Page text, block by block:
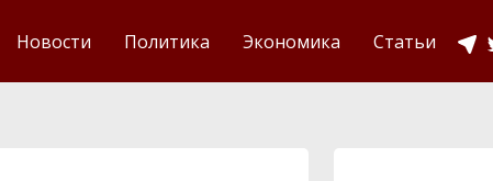
Новости Политика Экономика Статьи